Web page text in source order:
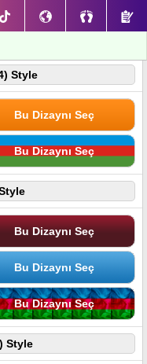
Style
Bu Dizaynı Seç
Bu Dizaynı Seç
Bu Dizaynı Seç
Bu Dizaynı Seç
Bu Dizaynı Seç
Style